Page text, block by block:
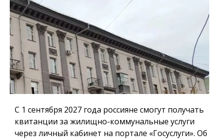
С 1 сентября 2027 года россияне смогут получать
квитанции за жилищно-коммунальные услуги
через личный кабинет на портале «Госуслуги». Об